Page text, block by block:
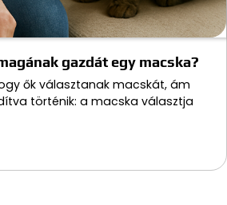
gazdát egy macska?
ők választanak macskát, ám
történik: a macska választja